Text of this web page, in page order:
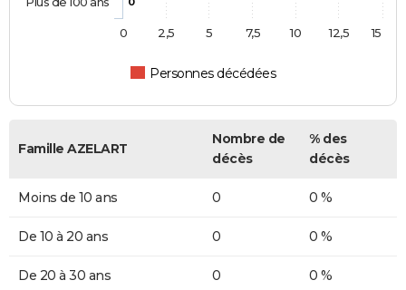
Personnes décédées
0 2,5 5 7,5 10 12,5 15
Famille AZELART
Nombre de
décès
% des
décès
Moins de 10 ans 0 0 %
De 10 à 20 ans 0 0 %
De 20 à 30 ans 0 0 %